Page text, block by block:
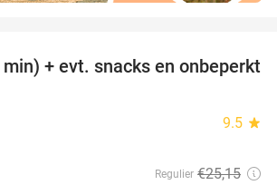
50%
+ evt. snacks en onbeperkt
9.5 star
Regulier €25,15